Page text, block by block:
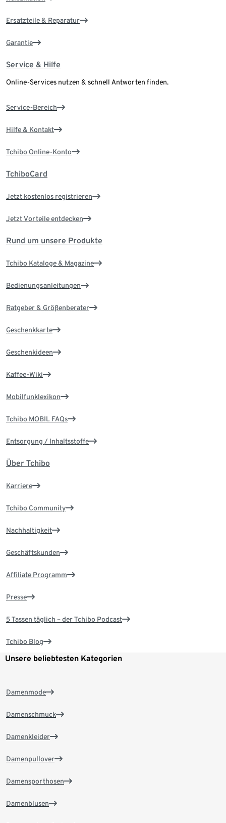
Ersatzteile & Reparatur
Garantie
Service & Hilfe
Online-Services nutzen & schnell Antworten finden.
Service-Bereich
Hilfe & Kontakt
Tchibo Online-Konto
TchiboCard
Jetzt kostenlos registrieren
Jetzt Vorteile entdecken
Rund um unsere Produkte
Tchibo Kataloge & Magazine
Bedienungsanleitungen
Ratgeber & Größenberater
Geschenkkarte
Geschenkideen
Kaffee-Wiki
Mobilfunklexikon
Tchibo MOBIL FAQs
Entsorgung / Inhaltsstoffe
Über Tchibo
Karriere
Tchibo Community
Nachhaltigkeit
Geschäftskunden
Affiliate Programm
Presse
5 Tassen täglich – der Tchibo Podcast
Tchibo Blog
Unsere beliebtesten Kategorien
Damenmode
Damenschmuck
Damenkleider
Damenpullover
Damensporthosen
Damenblusen